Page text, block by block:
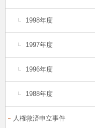
1998年度
1997年度
1996年度
1988年度
人権救済申立事件